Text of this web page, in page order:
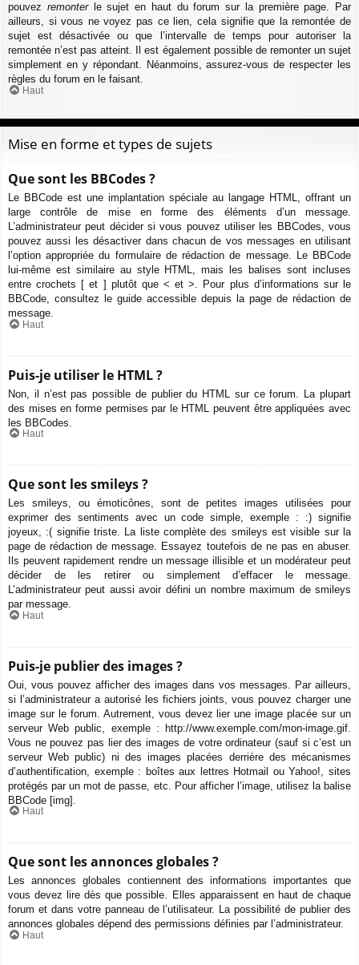
pouvez remonterle sujet en haut du forum sur la première page. Par
ailleurs, si vous ne voyez pas ce lien, cela signifie que la remontée de
sujet est désactivée ou que l’intervalle de temps pour autoriser la
remontée n’est pas atteint. Il est également possible de remonter un sujet
simplement en y répondant. Néanmoins, assurez-vous de respecter les
règles du forum en le faisant.
Haut
Mise en forme et types de sujets
Que sont les BBCodes ?
Le BBCode est une implantation spéciale au langage HTML, offrant un
large contrôle de mise en forme des éléments d’un message.
L’administrateur peut décider si vous pouvez utiliser les BBCodes, vous
pouvez aussi les désactiver dans chacun de vos messages en utilisant
l’option appropriée du formulaire de rédaction de message. Le BBCode
lui-même est similaire au style HTML, mais les balises sont incluses
entre crochets [ et ] plutôt que < et >. Pour plus d’informations sur le
BBCode, consultez le guide accessible depuis la page de rédaction de
message.
Haut
Puis-je utiliser le HTML ?
Non, il n’est pas possible de publier du HTML sur ce forum. La plupart
des mises en forme permises par le HTML peuvent être appliquées avec
les BBCodes.
Haut
Que sont les smileys ?
Les smileys, ou émoticônes, sont de petites images utilisées pour
exprimer des sentiments avec un code simple, exemple : :) signifie
joyeux, :( signifie triste. La liste complète des smileys est visible sur la
page de rédaction de message. Essayez toutefois de ne pas en abuser.
Ils peuvent rapidement rendre un message illisible et un modérateur peut
décider de les retirer ou simplement d’effacer le message.
L’administrateur peut aussi avoir défini un nombre maximum de smileys
par message.
Haut
Puis-je publier des images ?
Oui, vous pouvez afficher des images dans vos messages. Par ailleurs,
si l’administrateur a autorisé les fichiers joints, vous pouvez charger une
image sur le forum. Autrement, vous devez lier une image placée sur un
serveur Web public, exemple : http://www.exemple.com/mon-image.gif.
Vous ne pouvez pas lier des images de votre ordinateur (sauf si c’est un
serveur Web public) ni des images placées derrière des mécanismes
d’authentification, exemple : boîtes aux lettres Hotmail ou Yahoo!, sites
protégés par un mot de passe, etc. Pour afficher l’image, utilisez la balise
BBCode [img].
Haut
Que sont les annonces globales ?
Les annonces globales contiennent des informations importantes que
vous devez lire dès que possible. Elles apparaissent en haut de chaque
forum et dans votre panneau de l’utilisateur. La possibilité de publier des
annonces globales dépend des permissions définies par l’administrateur.
Haut